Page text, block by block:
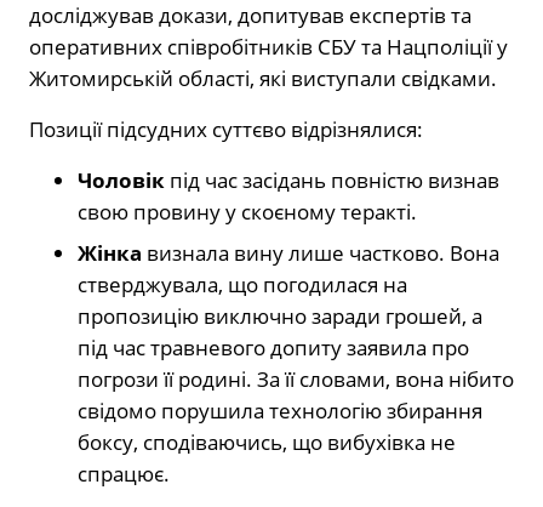
досліджував докази, допитував експертів та
оперативних співробітників СБУ та Нацполіції у
Житомирській області, які виступали свідками.
Позиції підсудних суттєво відрізнялися:
Чоловік під час засідань повністю визнав
свою провину у скоєному теракті.
Жінка визнала вину лише частково. Вона
стверджувала, що погодилася на
пропозицію виключно заради грошей, а
під час травневого допиту заявила про
погрози її родині. За її словами, вона нібито
свідомо порушила технологію збирання
боксу, сподіваючись, що вибухівка не
спрацює.